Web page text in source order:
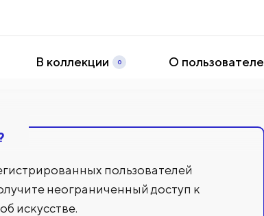
В коллекции 0 О пользователе
пользователей
неограниченный доступ к
искусстве.